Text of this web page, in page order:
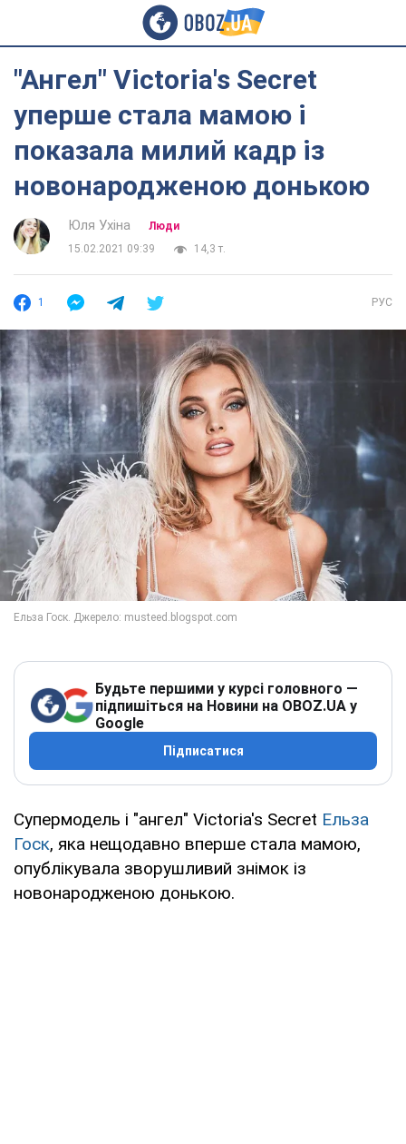
"Ангел" Victoria's Secret
уперше стала мамою і
показала милий кадр із
новонародженою донькою
Юля Ухіна
Люди
15.02.2021 09:39
14,3 т.
1 РУС
Будьте першими у курсі головного —
підпишіться на Новини на OBOZ.UA у
Google
Підписатися
Супермодель і "ангел" Victoria's Secret Ельза
Госк, яка нещодавно вперше стала мамою,
опублікувала зворушливий знімок із
новонародженою донькою.